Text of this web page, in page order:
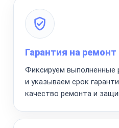
Гарантия на ремонт
Фиксируем выполненные
и указываем срок
качество ремонта и